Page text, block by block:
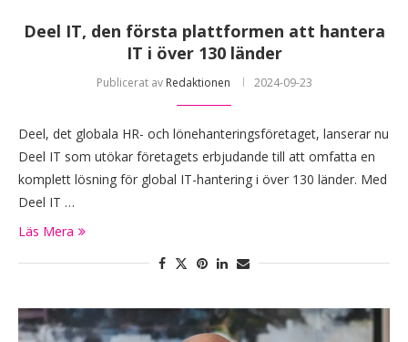
Deel IT, den första plattformen att hantera
IT i över 130 länder
Publicerat av Redaktionen 2024-09-23
Deel, det globala HR- och lönehanteringsföretaget, lanserar nu
Deel IT som utökar företagets erbjudande till att omfatta en
komplett lösning för global IT-hantering i över 130 länder. Med
Deel IT …
Läs Mera